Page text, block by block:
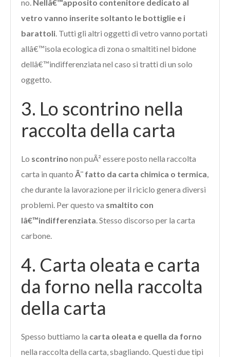
no. Nellâ€™apposito contenitore dedicato al
vetro vanno inserite soltanto le bottiglie e i
barattoli. Tutti gli altri oggetti di vetro vanno portati
allâ€™isola ecologica di zona o smaltiti nel bidone
dellâ€™indifferenziata nel caso si tratti di un solo
oggetto.
3. Lo scontrino nella
raccolta della carta
Lo scontrino non puÃ² essere posto nella raccolta
carta in quanto Ã¨ fatto da carta chimica o termica,
che durante la lavorazione per il riciclo genera diversi
problemi. Per questo va smaltito con
lâ€™indifferenziata. Stesso discorso per la carta
carbone.
4. Carta oleata e carta
da forno nella raccolta
della carta
Spesso buttiamo la carta oleata e quella da forno
nella raccolta della carta, sbagliando. Questi due tipi